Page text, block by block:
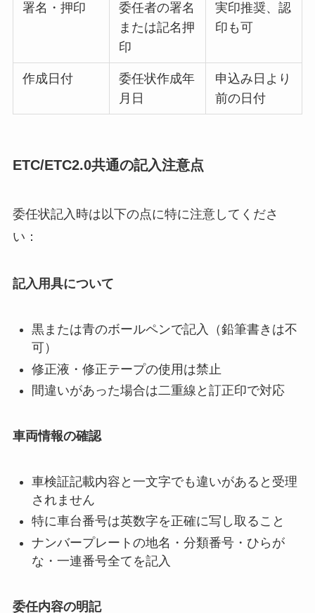
署名・押印
委任者の署名
または記名押
印
実印推奨、認
印も可
作成日付
委任状作成年
月日
申込み日より
前の日付
ETC/ETC2.0共通の記入注意点
委任状記入時は以下の点に特に注意してくださ
い：
記入用具について
黒または青のボールペンで記入（鉛筆書きは不
可）
修正液・修正テープの使用は禁止
間違いがあった場合は二重線と訂正印で対応
車両情報の確認
車検証記載内容と一文字でも違いがあると受理
されません
特に車台番号は英数字を正確に写し取ること
ナンバープレートの地名・分類番号・ひらが
な・一連番号全てを記入
委任内容の明記